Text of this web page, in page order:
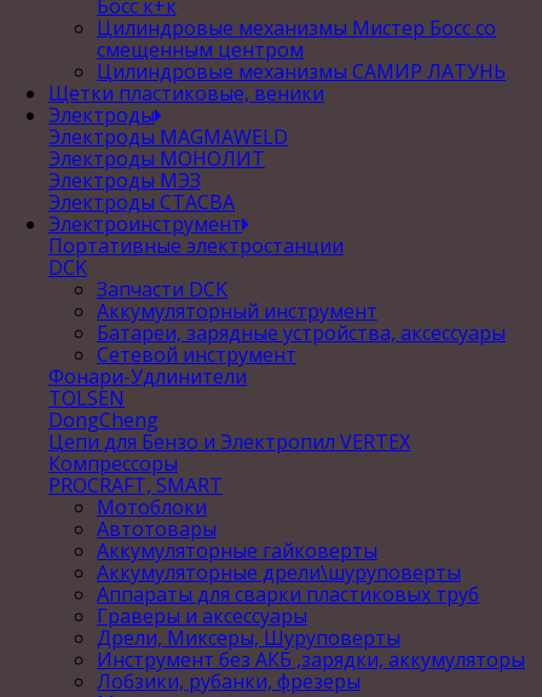
Босс к+к
Цилиндровые механизмы Мистер Босс со
смещенным центром
Цилиндровые механизмы САМИР ЛАТУНЬ
Щетки пластиковые, веники
Электроды
Электроды MAGMAWELD
Электроды МОНОЛИТ
Электроды МЭЗ
Электроды СТАСВА
Электроинструмент
Портативные электростанции
DCK
Запчасти DCK
Аккумуляторный инструмент
Батареи, зарядные устройства, аксессуары
Сетевой инструмент
Фонари-Удлинители
TOLSEN
DongCheng
Цепи для Бензо и Электропил VERTEX
Компрессоры
PROCRAFT, SMART
Мотоблоки
Автотовары
Аккумуляторные гайковерты
Аккумуляторные дрели\шуруповерты
Аппараты для сварки пластиковых труб
Граверы и аксессуары
Дрели, Миксеры, Шуруповерты
Инструмент без АКБ ,зарядки, аккумуляторы
Лобзики, рубанки, фрезеры